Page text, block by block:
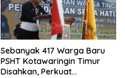
Sebanyak 417 Warga Baru
PSHT Kotawaringin Timur
Disahkan, Perkuat